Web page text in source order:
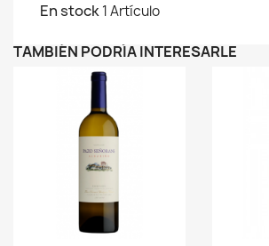
En stock1 Artículo
TAMBIÉN PODRÍA INTERESARLE